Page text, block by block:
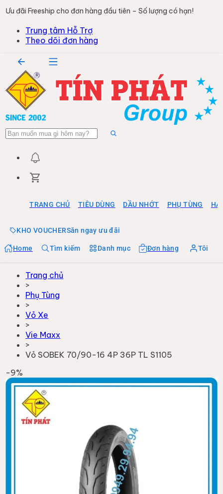
Ưu đãi Freeship cho đơn hàng đầu tiên – Số lượng có hạn!
Trung tâm Hỗ Trợ
Theo dõi đơn hàng
TRANG CHỦ TIÊU DÙNG DẦU NHỚT PHỤ TÙNG
KHO VOUCHERSăn ngay ưu đãi
Home Tìm kiếm Danh mục Đơn hàng Tôi
Trang chủ
>
Phụ Tùng
>
Vỏ Xe
>
Vie Maxx
>
Vỏ SOBEK 70/90-16 4P 36P TL S1105
-9%